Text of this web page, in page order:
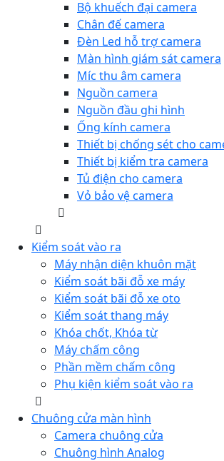
Bộ khuếch đại camera
Chân đế camera
Đèn Led hỗ trợ camera
Màn hình giám sát camera
Míc thu âm camera
Nguồn camera
Nguồn đầu ghi hình
Ống kính camera
Thiết bị chống sét cho
Thiết bị kiểm tra camera
Tủ điện cho camera
Vỏ bảo vệ camera
Kiểm soát vào ra
Máy nhận diện khuôn mặt
Kiểm soát bãi đỗ xe máy
Kiểm soát bãi đỗ xe oto
Kiểm soát thang máy
Khóa chốt, Khóa từ
Máy chấm công
Phần mềm chấm công
Phụ kiện kiểm soát vào ra
Chuông cửa màn hình
Camera chuông cửa
Chuông hình Analog